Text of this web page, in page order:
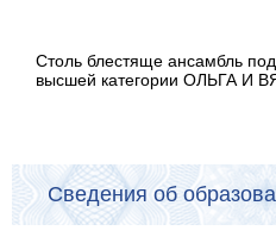
Столь блестяще ансамбль
высшей категории ОЛЬГА И
Сведения об